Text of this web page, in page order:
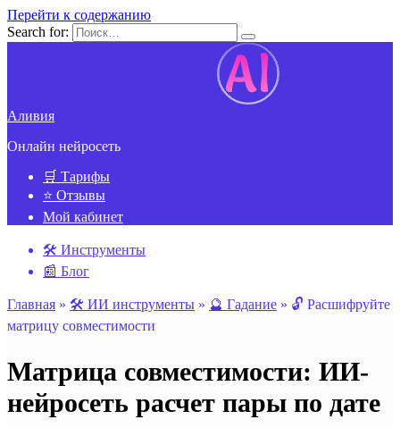
Перейти к содержанию
Search for:
Аливия
Онлайн нейросеть
🛒 Тарифы
⭐ Отзывы
Мой кабинет
🛠️ Инструменты
📰 Блог
Главная » 🛠️ ИИ инструменты » 🔮 Гадание » 🔓 Расшифруйте
матрицу совместимости
Матрица совместимости: ИИ-
нейросеть расчет пары по дате